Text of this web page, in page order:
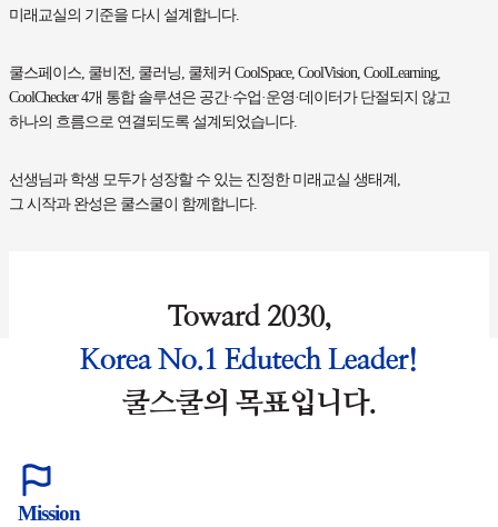
미래교실의 기준을 다시 설계합니다.
쿨스페이스, 쿨비전, 쿨러닝, 쿨체커 CoolSpace, CoolVision, CoolLearning,
CoolChecker 4개 통합 솔루션은 공간·수업·운영·데이터가 단절되지 않고
하나의 흐름으로 연결되도록 설계되었습니다.
선생님과 학생 모두가 성장할 수 있는 진정한 미래교실 생태계,
그 시작과 완성은 쿨스쿨이 함께합니다.
Toward 2030,
Korea No.1 Edutech Leader!
쿨스쿨의 목표입니다.
Mission